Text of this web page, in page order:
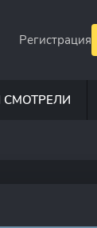
Регистрация
СМОТРЕЛИ